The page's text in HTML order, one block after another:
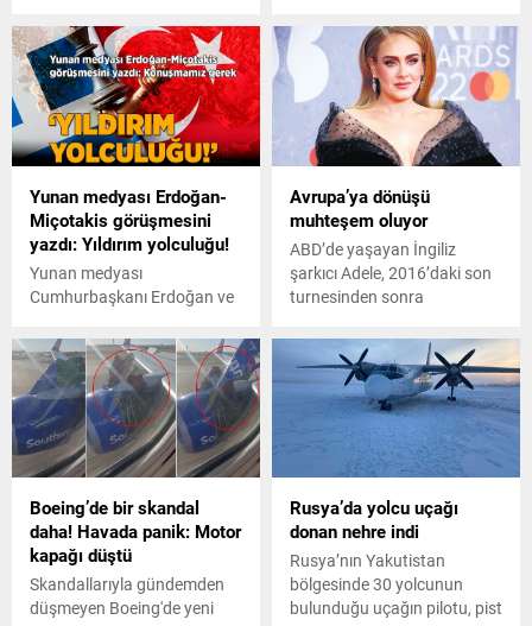
mecbur kalıyor. 106
kilometre boyunca devam
eden sonu gelmez kabus
sırasında, sayısız tehlike
bekliyor.
çalışmalara başlandığını
söyledi. Erdoğan, Millet
kumar masasına tekmeyi
vurarak devirmiştir. Hesap
uzmanıyım diye övünenler
dimyata pirince giderken
evlerindeki 40
milletvekilinden de olmuştur
dedi.
Yunan medyası Erdoğan-
Miçotakis görüşmesini
yazdı: Yıldırım yolculuğu!
Yunan medyası
Cumhurbaşkanı Erdoğan ve
Miçotakis arasında
gerçekleşecek görüşmenin
detaylarını yazdı.
Avrupa’ya dönüşü
muhteşem oluyor
ABD’de yaşayan İngiliz
şarkıcı Adele, 2016’daki son
turnesinden sonra
Almanya’nın Münih kentinde
verecek.
Boeing’de bir skandal
daha! Havada panik: Motor
kapağı düştü
Skandallarıyla gündemden
düşmeyen Boeing'de yeni
Rusya’da yolcu uçağı
donan nehre indi
Rusya’nın Yakutistan
bölgesinde 30 yolcunun
bulunduğu uçağın pilotu, pist